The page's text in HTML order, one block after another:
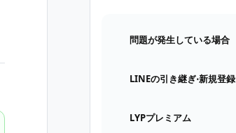
問題が発生している場合
LINEの引き継ぎ⋅新規登録
LYPプレミアム